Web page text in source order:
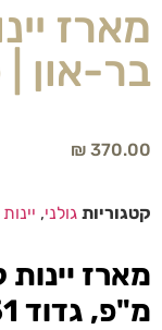
מארז
בר-און
₪ 370.00
קטגוריות גולני,
מארז
מ"פ, גדוד 51 – גולני